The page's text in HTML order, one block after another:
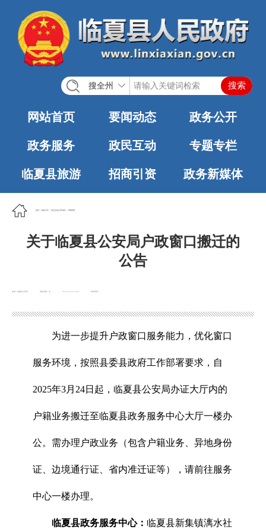
搜全州
网站首页 要闻动态 政务公开
政务服务 政民互动 专题专栏
临夏县旅游 招商引资 政务新媒体
首页 政务公开 法定主动公开内容 户籍管理
关于临夏县公安局户政窗口搬迁的
公告
来源：临夏县公安局 浏览次数： 发布时间：
2025-03-24 16:49
为进一步提升户政窗口服务能力，优化窗口
服务环境，按照县委县政府工作部署要求，自
2025年3月24日起，临夏县公安局办证大厅内的
户籍业务搬迁至临夏县政务服务中心大厅一楼办
公。需办理户政业务（包含户籍业务、异地身份
证、边境通行证、省内准迁证等），请前往服务
中心一楼办理。
临夏县政务服务中心： 临夏县新集镇漓水社